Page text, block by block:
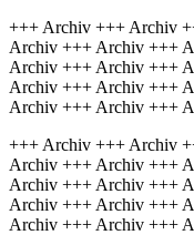
+++ Archiv +++ Archiv
Archiv +++ Archiv +++
Archiv +++ Archiv +++
Archiv +++ Archiv +++
Archiv +++ Archiv +++
+++ Archiv +++ Archiv
Archiv +++ Archiv +++
Archiv +++ Archiv +++
Archiv +++ Archiv +++
Archiv +++ Archiv +++